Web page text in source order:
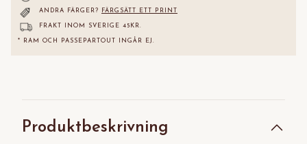
ANDRA FÄRGER? FÄRGSÄTT ETT PRINT
FRAKT INOM SVERIGE 45KR.
* RAM OCH PASSEPARTOUT INGÅR EJ.
Produktbeskrivning